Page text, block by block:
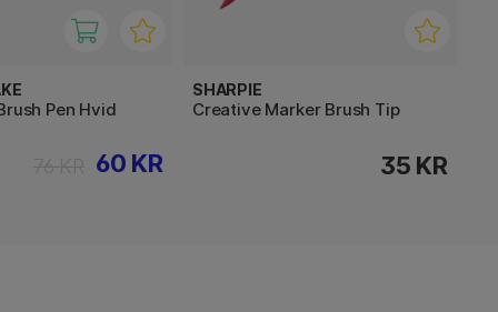
Pen Hvid
60 KR
SHARPIE
Creative Marker Brush Tip
35 KR